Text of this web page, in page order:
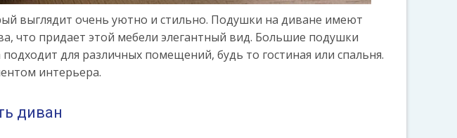
выглядит очень уютно и стильно. Подушки на диване имеют
что придает этой мебели элегантный вид. Большие подушки
для различных помещений, будь то гостиная или спальня.
интерьера.
диван